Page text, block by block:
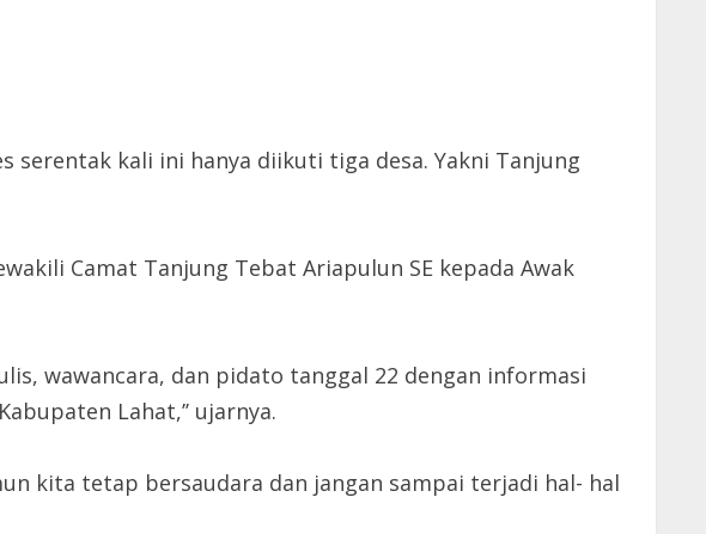
serentak kali ini hanya diikuti tiga desa. Yakni Tanjung
Camat Tanjung Tebat Ariapulun SE kepada Awak
wawancara, dan pidato tanggal 22 dengan informasi
Lahat,’’ ujarnya.
kita tetap bersaudara dan jangan sampai terjadi hal- hal